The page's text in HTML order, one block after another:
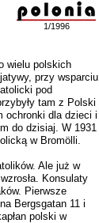
1/1996
wielu polskich
przy wsparciu
pod
tam z Polski
ochronki dla dzieci i
do dzisiaj. W 1931
w Bromölli.
Ale już w
Konsulaty
Pierwsze
Bergsgatan 11 i
polski w